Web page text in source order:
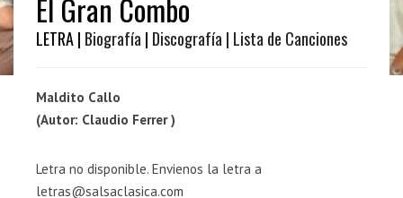
El Gran Combo
LETRA | Biografía | Discografía | Lista de Canciones
Maldito Callo
(Autor: Claudio Ferrer )
Letra no disponible. Envienos la letra a
letras@salsaclasica.com